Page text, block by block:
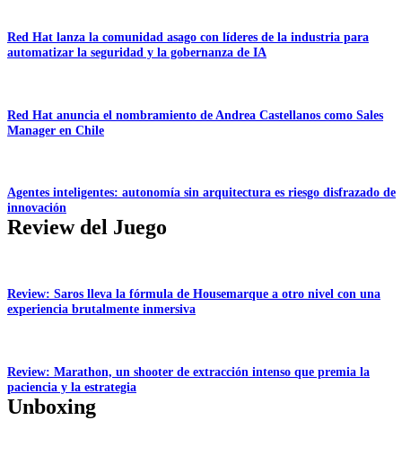
Red Hat lanza la comunidad asago con líderes de la industria para
automatizar la seguridad y la gobernanza de IA
Red Hat anuncia el nombramiento de Andrea Castellanos como Sales
Manager en Chile
Agentes inteligentes: autonomía sin arquitectura es riesgo disfrazado de
innovación
Review del Juego
Review: Saros lleva la fórmula de Housemarque a otro nivel con una
experiencia brutalmente inmersiva
Review: Marathon, un shooter de extracción intenso que premia la
paciencia y la estrategia
Unboxing